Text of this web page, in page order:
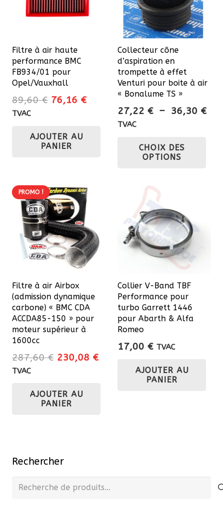
Filtre à air haute
performance BMC
FB934/01 pour
Opel/Vauxhall
89,60€ Le
était :
89,60 €.
76,16 €Le
TVAC
AJOUTER AU
PANIER
Collecteur cône
d’aspiration en
trompette à effet
Venturi pour boite à air
« Bonalume TS »
27,22 € – 36,30 €
TVAC
CHOIX DES
OPTIONS
PROMO !
Filtre à air Airbox
(admission dynamique
carbone) « BMC CDA
ACCDA85-150 » pour
moteur supérieur à
1600cc
287,60€ Le
était :
287,60 €.
230,08 €Le
TVAC
AJOUTER AU
PANIER
Collier V-Band TBF
Performance pour
turbo Garrett 1446
pour Abarth & Alfa
Romeo
17,00 € TVAC
AJOUTER AU
PANIER
Rechercher
Recherche